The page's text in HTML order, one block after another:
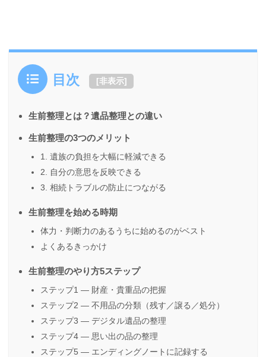
目次 [非表示]
生前整理とは？遺品整理との違い
生前整理の3つのメリット
1. 遺族の負担を大幅に軽減できる
2. 自分の意思を反映できる
3. 相続トラブルの防止につながる
生前整理を始める時期
体力・判断力のあるうちに始めるのがベスト
よくあるきっかけ
生前整理のやり方5ステップ
ステップ1 — 財産・貴重品の把握
ステップ2 — 不用品の分類（残す／譲る／処分）
ステップ3 — デジタル遺品の整理
ステップ4 — 思い出の品の整理
ステップ5 — エンディングノートに記録する